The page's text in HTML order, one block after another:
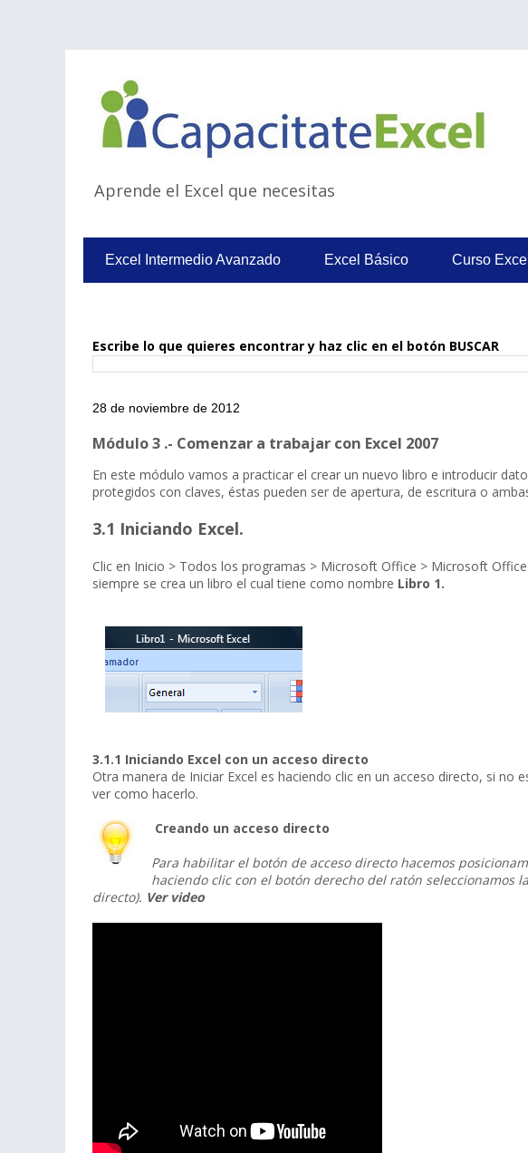
Aprende el Excel que necesitas
Excel Intermedio Avanzado Excel Básico Curso
Escribe lo que quieres encontrar y haz clic en el botón BUSCAR
28 de noviembre de 2012
Módulo 3 .- Comenzar a trabajar con Excel 2007
En este módulo vamos a practicar el crear un nuevo libro e introducir
protegidos con claves, éstas pueden ser de apertura, de escritura o
3.1 Iniciando Excel.
Clic en Inicio > Todos los programas > Microsoft Office > Microsoft Office
siempre se crea un libro el cual tiene como nombre Libro 1.
3.1.1 Iniciando Excel con un acceso directo
Otra manera de Iniciar Excel es haciendo clic en un acceso directo, si no
ver como hacerlo.
Creando un acceso directo
Para habilitar el botón de acceso directo hacemos
haciendo clic con el botón derecho del ratón seleccionamos
directo). Ver video